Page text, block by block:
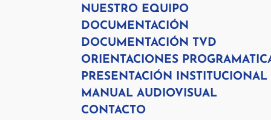
NUESTRO EQUIPO
DOCUMENTACIÓN
DOCUMENTACIÓN TVD
ORIENTACIONES
PRESENTACIÓN INSTITUCIONAL
MANUAL AUDIOVISUAL
CONTACTO